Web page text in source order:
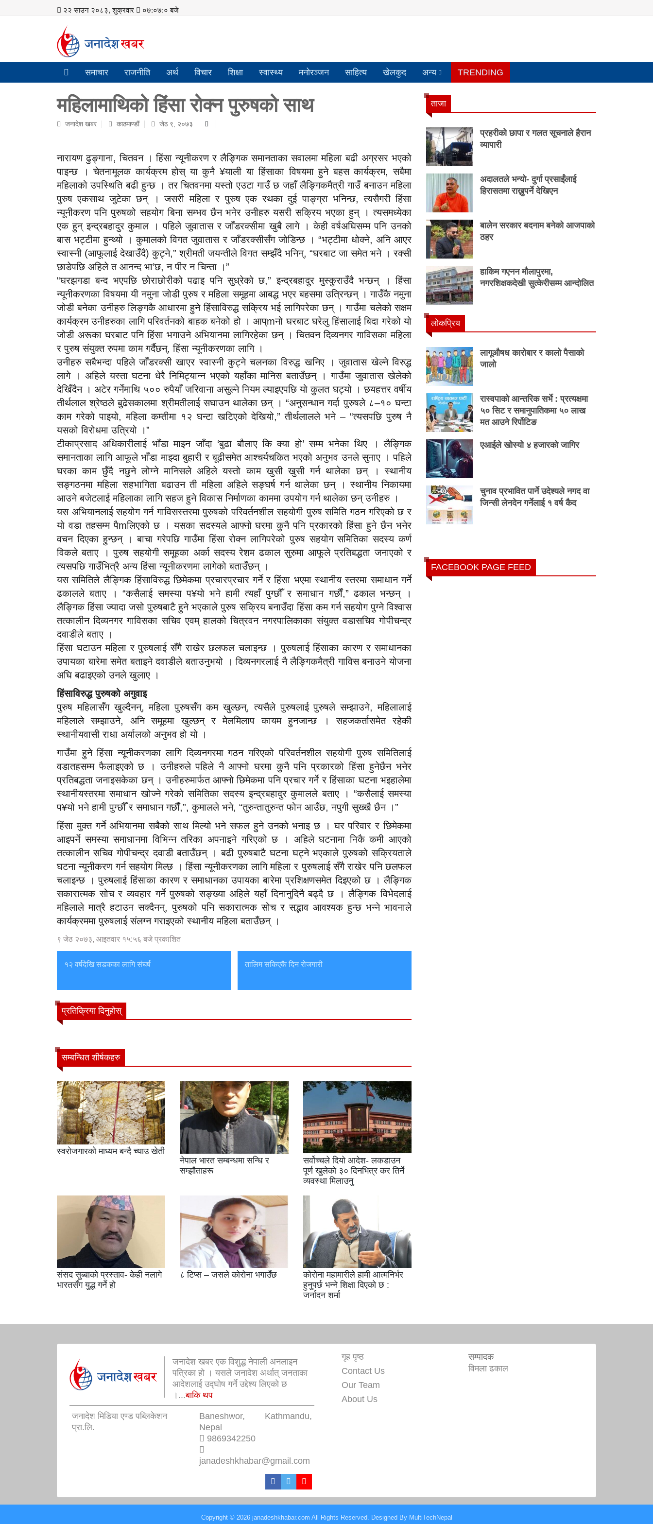
२२ साउन २०८३, शुक्रवार ०७:०७:०१ बजे
समाचार राजनीति अर्थ विचार शिक्षा स्वास्थ्य मनोरञ्जन साहित्य खेलकुद अन्य TRENDING
महिलामाथिको हिंसा रोक्न पुरुषको साथ
जनादेश खबर काठमाण्डाैं जेठ ९, २०७३
नारायण ढुङ्गाना, चितवन । हिंसा न्यूनीकरण र लैङ्गिक समानताका सवालमा महिला बढी अग्रसर भएको
पाइन्छ । चेतनामूलक कार्यक्रम होस् या कुनै ¥याली या हिंसाका विषयमा हुने बहस कार्यक्रम, सबैमा
महिलाको उपस्थिति बढी हुन्छ । तर चितवनमा यस्तो एउटा गाउँ छ जहाँ लैङ्गिकमैत्री गाउँ बनाउन महिला
पुरुष एकसाथ जुटेका छन् । जसरी महिला र पुरुष एक रथका दुई पाङ्ग्रा भनिन्छ, त्यसैगरी हिंसा
न्यूनीकरण पनि पुरुषको सहयोग बिना सम्भव छैन भनेर उनीहरु यसरी सक्रिय भएका हुन् । त्यसमध्येका
एक हुन् इन्द्रबहादुर कुमाल । पहिले जुवातास र जाँडरक्सीमा खुबै लागे । केही वर्षअघिसम्म पनि उनको
बास भट्टीमा हुन्थ्यो । कुमालको विगत जुवातास र जाँडरक्सीसँग जोडिन्छ । “भट्टीमा धोक्ने, अनि आएर
स्वास्नी (आफूलाई देखाउँदै) कुट्ने,” श्रीमती जयन्तीले विगत सम्झँदै भनिन्, “घरबाट जा समेत भने । रक्सी
छाडेपछि अहिले त आनन्द भा’छ, न पीर न चिन्ता ।”
“घरझगडा बन्द भएपछि छोराछोरीको पढाइ पनि सुध्रेको छ,” इन्द्रबहादुर मुस्कुराउँदै भन्छन् । हिंसा
न्यूनीकरणका विषयमा यी नमुना जोडी पुरुष र महिला समूहमा आबद्ध भएर बहसमा उत्रिन्छन् । गाउँकै नमुना
जोडी बनेका उनीहरु लिङ्गकै आधारमा हुने हिंसाविरुद्ध सक्रिय भई लागिपरेका छन् । गाउँमा चलेको सक्षम
कार्यक्रम उनीहरुका लागि परिवर्तनको बाहक बनेको हो । आप्mनो घरबाट घरेलु हिंसालाई बिदा गरेको यो
जोडी अरूका घरबाट पनि हिंसा भगाउने अभियानमा लागिरहेका छन् । चितवन दिव्यनगर गाविसका महिला
र पुरुष संयुक्त रुपमा काम गर्दैछन्, हिंसा न्यूनीकरणका लागि ।
उनीहरु सबैभन्दा पहिले जाँडरक्सी खाएर स्वास्नी कुट्ने चलनका विरुद्ध खनिए । जुवातास खेल्ने विरुद्ध
लागे । अहिले यस्ता घटना धेरै निमिट्यान्न भएको यहाँका मानिस बताउँछन् । गाउँमा जुवातास खेलेको
देखिँदैन । अटेर गर्नेमाथि ५०० रुपैयाँ जरिवाना असुल्ने नियम ल्याइएपछि यो कुलत घट्यो । छयहत्तर वर्षीय
तीर्थलाल श्रेष्ठले बुढेसकालमा श्रीमतीलाई सघाउन थालेका छन् । “अनुसन्धान गर्दा पुरुषले ८–१० घन्टा
काम गरेको पाइयो, महिला कम्तीमा १२ घन्टा खटिएको देखियो,” तीर्थलालले भने – “त्यसपछि पुरुष नै
यसको विरोधमा उत्रियो ।”
टीकाप्रसाद अधिकारीलाई भाँडा माझ्न जाँदा ‘बुढा बौलाए कि क्या हो’ सम्म भनेका थिए । लैङ्गिक
समानताका लागि आफूले भाँडा माझ्दा बुहारी र बूढीसमेत आश्चर्यचकित भएको अनुभव उनले सुनाए । पहिले
घरका काम छुँदै नछुने लोग्ने मानिसले अहिले यस्तो काम खुसी खुसी गर्न थालेका छन् । स्थानीय
सङ्गठनमा महिला सहभागिता बढाउन ती महिला अहिले सङ्घर्ष गर्न थालेका छन् । स्थानीय निकायमा
आउने बजेटलाई महिलाका लागि सहज हुने विकास निर्माणका काममा उपयोग गर्न थालेका छन् उनीहरु ।
यस अभियानलाई सहयोग गर्न गाविसस्तरमा पुरुषको परिवर्तनशील सहयोगी पुरुष समिति गठन गरिएको छ र
यो वडा तहसम्म पैmलिएको छ । यसका सदस्यले आफ्नो घरमा कुनै पनि प्रकारको हिंसा हुने छैन भनेर
वचन दिएका हुन्छन् । बाचा गरेपछि गाउँमा हिंसा रोक्न लागिपरेको पुरुष सहयोग समितिका सदस्य कर्ण
विकले बताए । पुरुष सहयोगी समूहका अर्का सदस्य रेशम ढकाल सुरुमा आफूले प्रतिबद्धता जनाएको र
त्यसपछि गाउँभित्रै अन्य हिंसा न्यूनीकरणमा लागेको बताउँछन् ।
यस समितिले लैङ्गिक हिंसाविरुद्ध छिमेकमा प्रचारप्रचार गर्ने र हिंसा भएमा स्थानीय स्तरमा समाधान गर्ने
ढकालले बताए । “कसैलाई समस्या प¥यो भने हामी त्यहाँ पुग्छौँ र समाधान गर्छाैं,” ढकाल भन्छन् ।
लैङ्गिक हिंसा ज्यादा जसो पुरुषबाटै हुने भएकाले पुरुष सक्रिय बनाउँदा हिंसा कम गर्न सहयोग पुग्ने विश्वास
तत्कालीन दिव्यनगर गाविसका सचिव एवम् हालको चित्रवन नगरपालिकाका संयुक्त वडासचिव गोपीचन्द्र
दवाडीले बताए ।
हिंसा घटाउन महिला र पुरुषलाई सँगै राखेर छलफल चलाइन्छ । पुरुषलाई हिंसाका कारण र समाधानका
उपायका बारेमा समेत बताइने दवाडीले बताउनुभयो । दिव्यनगरलाई नै लैङ्गिकमैत्री गाविस बनाउने योजना
अघि बढाइएको उनले खुलाए ।
हिंसाविरुद्ध पुरुषको अगुवाइ
पुरुष महिलासँग खुल्दैनन्, महिला पुरुषसँग कम खुल्छन्, त्यसैले पुरुषलाई पुरुषले सम्झाउने, महिलालाई
महिलाले सम्झाउने, अनि समूहमा खुल्छन् र मेलमिलाप कायम हुनजान्छ । सहजकर्तासमेत रहेकी
स्थानीयवासी राधा अर्यालको अनुभव हो यो ।
गाउँमा हुने हिंसा न्यूनीकरणका लागि दिव्यनगरमा गठन गरिएको परिवर्तनशील सहयोगी पुरुष समितिलाई
वडातहसम्म फैलाइएको छ । उनीहरुले पहिले नै आफ्नो घरमा कुनै पनि प्रकारको हिंसा हुनेछैन भनेर
प्रतिबद्धता जनाइसकेका छन् । उनीहरुमार्फत आफ्नो छिमेकमा पनि प्रचार गर्ने र हिंसाका घटना भइहालेमा
स्थानीयस्तरमा समाधान खोज्ने गरेको समितिका सदस्य इन्द्रबहादुर कुमालले बताए । “कसैलाई समस्या
प¥यो भने हामी पुग्छौँ र समाधान गर्छौंं,”, कुमालले भने, “तुरुन्तातुरुन्त फोन आउँछ, नपुगी सुख्खै छैन ।”
हिंसा मुक्त गर्ने अभियानमा सबैको साथ मिल्यो भने सफल हुने उनको भनाइ छ । घर परिवार र छिमेकमा
आइपर्ने समस्या समाधानमा विभिन्न तरिका अपनाइने गरिएको छ । अहिले घटनामा निकै कमी आएको
तत्कालीन सचिव गोपीचन्द्र दवाडी बताउँछन् । बढी पुरुषबाटै घटना घट्ने भएकाले पुरुषको सक्रियताले
घटना न्यूनीकरण गर्न सहयोग मिल्छ । हिंसा न्यूनीकरणका लागि महिला र पुरुषलाई सँगै राखेर पनि छलफल
चलाइन्छ । पुरुषलाई हिंसाका कारण र समाधानका उपायका बारेमा प्रशिक्षणसमेत दिइएको छ । लैङ्गिक
सकारात्मक सोच र व्यवहार गर्ने पुरुषको सङ्ख्या अहिले यहाँ दिनानुदिनै बढ्दै छ । लैङ्गिक विभेदलाई
महिलाले मात्रै हटाउन सक्दैनन्, पुरुषको पनि सकारात्मक सोच र सद्भाव आवश्यक हुन्छ भन्ने भावनाले
कार्यक्रममा पुरुषलाई संलग्न गराइएको स्थानीय महिला बताउँछन् ।
९ जेठ २०७३, आइतवार १५:५६ बजे प्रकाशित
१२ वर्षदेखि सडकका लागि संघर्ष तालिम सकिएकै दिन रोजगारी
प्रतिक्रिया दिनुहोस्
सम्बन्धित शीर्षकहरु
स्वरोजगारको माध्यम बन्दै च्याउ खेती
नेपाल भारत सम्बन्धमा सन्धि र
सम्झौताहरू
सर्वोच्चले दियो आदेश- लकडाउन
पूर्ण खुलेको ३० दिनभित्र कर तिर्ने
व्यवस्था मिलाउनु
संसद सुब्बाको प्रस्ताव- केही नलागे
भारतसँग युद्ध गर्ने हो
८ टिप्स – जसले कोरोना भगाउँछ
कोरोना महामारीले हामी आत्मनिर्भर
हुनुपर्छ भन्ने शिक्षा दिएको छ :
जर्नादन शर्मा
ताजा
प्रहरीको छापा र गलत सूचनाले हैरान
व्यापारी
अदालतले भन्यो- दुर्गा प्रसाईंलाई
हिरासतमा राख्नुपर्ने देखिएन
बालेन सरकार बदनाम बनेको आजपाको
ठहर
हाकिम गएनन मौलापुरमा,
नगरशिक्षकदेखी सुत्केरीसम्म आन्दोलित
लाेकप्रिय
लागूऔषध कारोबार र कालो पैसाको
जालो
रास्वपाको आन्तरिक सर्भे : प्रत्यक्षमा
५० सिट र समानुपातिकमा ५० लाख
मत आउने रिर्पोटिङ
एआईले खोस्यो ४ हजारको जागिर
चुनाव प्रभावित पार्ने उदेश्यले नगद वा
जिन्सी लेनदेन गर्नेलाई १ वर्ष कैद
FACEBOOK PAGE FEED
जनादेश खबर एक विशुद्ध नेपाली अनलाइन
पत्रिका हो । यसले जनादेश अर्थात् जनताका
आदेशलाई उद्घोष गर्ने उद्देश्य लिएको छ
।...बाकि थप
जनादेश मिडिया एण्ड पब्लिकेशन
प्रा.लि.
Baneshwor, Kathmandu,
Nepal
9869342250
janadeshkhabar@gmail.com
गृह पृष्ठ
Contact Us
Our Team
About Us
सम्पादक
विमला ढकाल
Copyright © 2026 janadeshkhabar.com All Rights Reserved. Designed By MultiTechNepal